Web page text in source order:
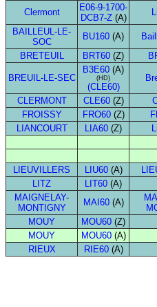
Clermont
E06-9-1700-
DCB7-Z(A)
BAILLEUL-LE-
SOC
BU160 (A)
BRETEUIL
BRT60 (Z)
BREUIL-LE-SEC
B3E60 (A)
(HD)
(CLE60)
CLERMONT CLE60(Z)
FROISSY
FRO60(Z)
LIANCOURT
LIA60 (Z)
LIEUVILLERS
LIU60(A)
LITZ
LIT60 (A)
MAIGNELAY-
MONTIGNY
MAI60(A)
MOUY
MOU60 (Z)
MOUY
MOU60(A)
RIEUX
RIE60(A)